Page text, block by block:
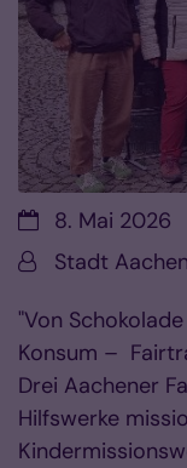
Datum:8. Mai 2026
Von:Stadt Aachen
"Von
Konsum –
Drei Aachener
Hilfswerke